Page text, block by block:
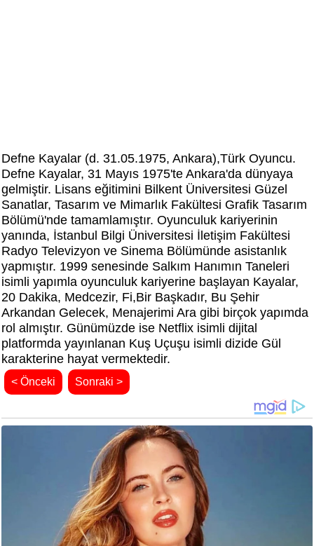
Defne Kayalar (d. 31.05.1975, Ankara),Türk Oyuncu.
Defne Kayalar, 31 Mayıs 1975'te Ankara'da dünyaya
gelmiştir. Lisans eğitimini Bilkent Üniversitesi Güzel
Sanatlar, Tasarım ve Mimarlık Fakültesi Grafik Tasarım
Bölümü'nde tamamlamıştır. Oyunculuk kariyerinin
yanında, İstanbul Bilgi Üniversitesi İletişim Fakültesi
Radyo Televizyon ve Sinema Bölümünde asistanlık
yapmıştır. 1999 senesinde Salkım Hanımın Taneleri
isimli yapımla oyunculuk kariyerine başlayan Kayalar,
20 Dakika, Medcezir, Fi,Bir Başkadır, Bu Şehir
Arkandan Gelecek, Menajerimi Ara gibi birçok yapımda
rol almıştır. Günümüzde ise Netflix isimli dijital
platformda yayınlanan Kuş Uçuşu isimli dizide Gül
karakterine hayat vermektedir.
< Önceki Sonraki >